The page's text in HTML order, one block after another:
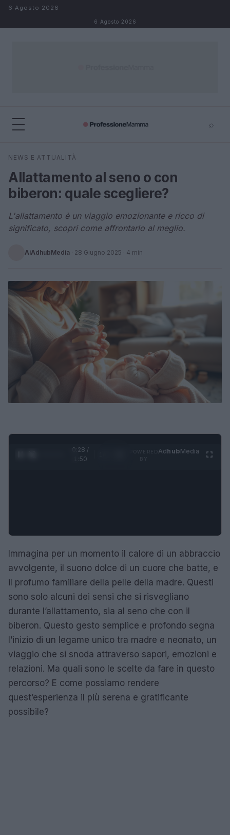
Salta al contenuto
6 Agosto 2026
6 Agosto 2026
⌕
Cerca
NEWS E ATTUALITÀ
Allattamento al seno o con
biberon: quale scegliere?
L'allattamento è un viaggio emozionante e ricco di
significato, scopri come affrontarlo al meglio.
AiAdhubMedia · 28 Giugno 2025 · 4 min
0:29 /
1:50
AdhubMedia
Immagina per un momento il calore di un abbraccio
avvolgente, il suono dolce di un cuore che batte, e
il profumo familiare della pelle della madre. Questi
sono solo alcuni dei sensi che si risvegliano
durante l’allattamento, sia al seno che con il
biberon. Questo gesto semplice e profondo segna
l’inizio di un legame unico tra madre e neonato, un
viaggio che si snoda attraverso sapori, emozioni e
relazioni. Ma quali sono le scelte da fare in questo
percorso? E come possiamo rendere
quest’esperienza il più serena e gratificante
possibile?